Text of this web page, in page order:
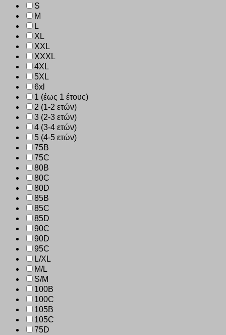
S
M
L
XL
XXL
XXXL
4XL
5XL
6xl
1 (έως 1 έτους)
2 (1-2 ετών)
3 (2-3 ετών)
4 (3-4 ετών)
5 (4-5 ετών)
75B
75C
80B
80C
80D
85B
85C
85D
90C
90D
95C
L/XL
M/L
S/M
100B
100C
105B
105C
75D